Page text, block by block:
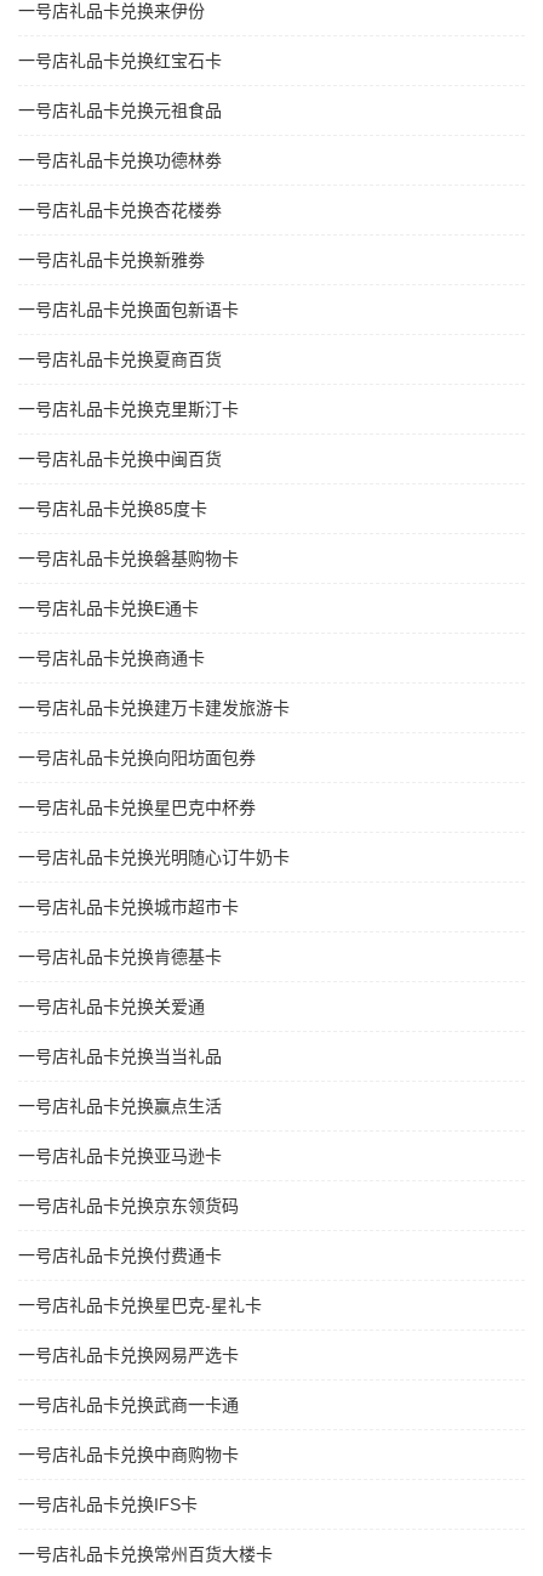
一号店礼品卡兑换来伊份
一号店礼品卡兑换红宝石卡
一号店礼品卡兑换元祖食品
一号店礼品卡兑换功德林劵
一号店礼品卡兑换杏花楼劵
一号店礼品卡兑换新雅劵
一号店礼品卡兑换面包新语卡
一号店礼品卡兑换夏商百货
一号店礼品卡兑换克里斯汀卡
一号店礼品卡兑换中闽百货
一号店礼品卡兑换85度卡
一号店礼品卡兑换磐基购物卡
一号店礼品卡兑换E通卡
一号店礼品卡兑换商通卡
一号店礼品卡兑换建万卡建发旅游卡
一号店礼品卡兑换向阳坊面包券
一号店礼品卡兑换星巴克中杯券
一号店礼品卡兑换光明随心订牛奶卡
一号店礼品卡兑换城市超市卡
一号店礼品卡兑换肯德基卡
一号店礼品卡兑换关爱通
一号店礼品卡兑换当当礼品
一号店礼品卡兑换赢点生活
一号店礼品卡兑换亚马逊卡
一号店礼品卡兑换京东领货码
一号店礼品卡兑换付费通卡
一号店礼品卡兑换星巴克-星礼卡
一号店礼品卡兑换网易严选卡
一号店礼品卡兑换武商一卡通
一号店礼品卡兑换中商购物卡
一号店礼品卡兑换IFS卡
一号店礼品卡兑换常州百货大楼卡